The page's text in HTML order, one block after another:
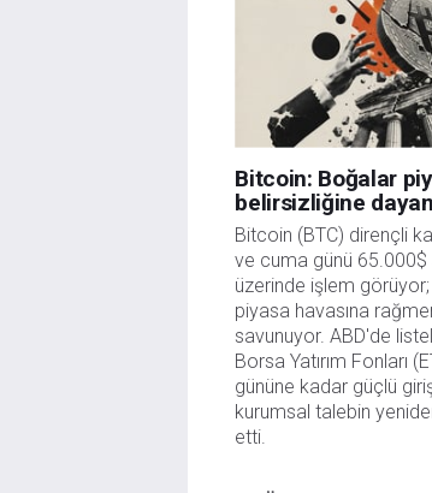
Bitcoin: Boğalar
belirsizliğine
Bitcoin (BTC) dirençli
ve cuma günü 65.000$
üzerinde işlem görüyor;
piyasa havasına
savunuyor. ABD'de
Borsa Yatırım Fonları
gününe kadar güçlü
kurumsal talebin
etti.